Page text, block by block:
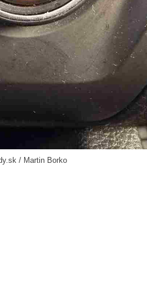
/ Martin Borko